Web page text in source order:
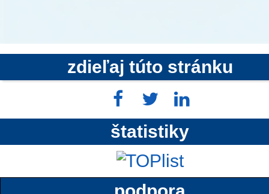
zdieľaj túto stránku
štatistiky